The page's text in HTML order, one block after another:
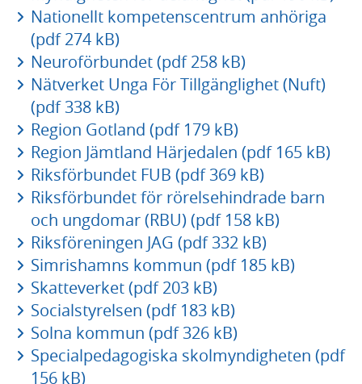
Nationellt kompetenscentrum anhöriga
(pdf 274 kB)
Neuroförbundet (pdf 258 kB)
Nätverket Unga För Tillgänglighet (Nuft)
(pdf 338 kB)
Region Gotland (pdf 179 kB)
Region Jämtland Härjedalen (pdf 165 kB)
Riksförbundet FUB (pdf 369 kB)
Riksförbundet för rörelsehindrade barn
och ungdomar (RBU) (pdf 158 kB)
Riksföreningen JAG (pdf 332 kB)
Simrishamns kommun (pdf 185 kB)
Skatteverket (pdf 203 kB)
Socialstyrelsen (pdf 183 kB)
Solna kommun (pdf 326 kB)
Specialpedagogiska skolmyndigheten (pdf
156 kB)